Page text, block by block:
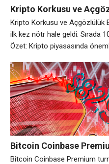
Kripto Korkusu ve
ayından bu yana ilk kez
100 bin dolarlık BTC var
Kripto Korkusu ve Açgözlülük
ilk kez nötr hale geldi: Sırada
Özet: Kripto piyasasında
Ocak’tan bu yana ilk kez
olumsuz hissiyatın hakim
Bitcoin Coinbase
price drops, weekly
Bitcoin Coinbase Premium